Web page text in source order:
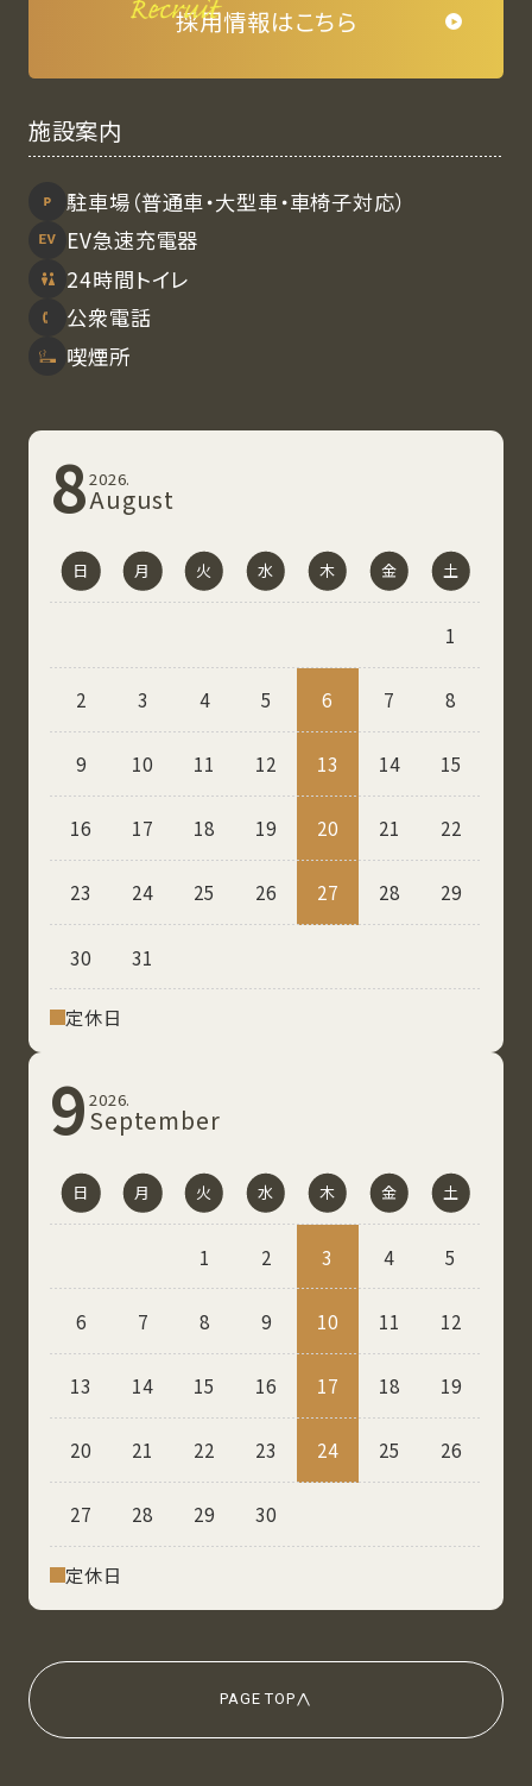
採⽤情報はこちら
施設案内
駐⾞場（普通車・大型車・車椅子対応）
EV急速充電器
24時間トイレ
公衆電話
喫煙所
82026.
August
日 月 火 水 木 金 土
1
2 3 4 5 6 7 8
9 10 11 12 13 14 15
16 17 18 19 20 21 22
23 24 25 26 27 28 29
30 31
定休⽇
92026.
September
日 月 火 水 木 金 土
1 2 3 4 5
6 7 8 9 10 11 12
13 14 15 16 17 18 19
20 21 22 23 24 25 26
27 28 29 30
定休⽇
PAGE TOP